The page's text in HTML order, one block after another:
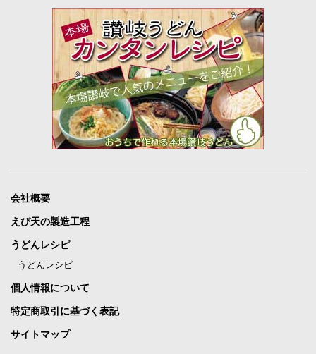
会社概要
えび天の製造工程
うどんレシピ
うどんレシピ
個人情報について
特定商取引に基づく表記
サイトマップ